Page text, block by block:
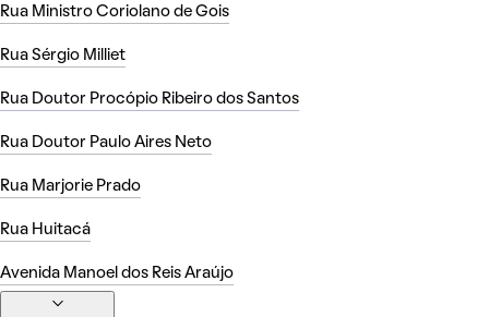
Rua Ministro Coriolano de Gois
Rua Sérgio Milliet
Rua Doutor Procópio Ribeiro dos Santos
Rua Doutor Paulo Aires Neto
Rua Marjorie Prado
Rua Huitacá
Avenida Manoel dos Reis Araújo